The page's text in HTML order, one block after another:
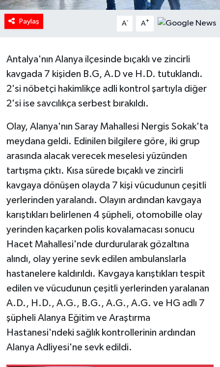
Paylaş A- A+
Antalya'nın Alanya ilçesinde bıçaklı ve zincirli
kavgada 7 kişiden B.G, A.D ve H.D. tutuklandı.
2'si nöbetçi hakimlikçe adli kontrol şartıyla diğer
2'si ise savcılıkça serbest bırakıldı.
Olay, Alanya'nın Saray Mahallesi Nergis Sokak'ta
meydana geldi. Edinilen bilgilere göre, iki grup
arasında alacak verecek meselesi yüzünden
tartışma çıktı. Kısa sürede bıçaklı ve zincirli
kavgaya dönüşen olayda 7 kişi vücudunun çeşitli
yerlerinden yaralandı. Olayın ardından kavgaya
karıştıkları belirlenen 4 şüpheli, otomobille olay
yerinden kaçarken polis kovalamacası sonucu
Hacet Mahallesi'nde durdurularak gözaltına
alındı, olay yerine sevk edilen ambulanslarla
hastanelere kaldırıldı. Kavgaya karıştıkları tespit
edilen ve vücudunun çeşitli yerlerinden yaralanan
A.D., H.D., A.G., B.G., A.G., A.G. ve HG adlı 7
şüpheli Alanya Eğitim ve Araştırma
Hastanesi'ndeki sağlık kontrollerinin ardından
Alanya Adliyesi'ne sevk edildi.
Oyun
POLİTİKA
RESMİ İLANLAR
SAĞLIK
Spor
Tarihi Yapılarımız
Teknoloji
Türkiye
Yerel
İletişim
Künye